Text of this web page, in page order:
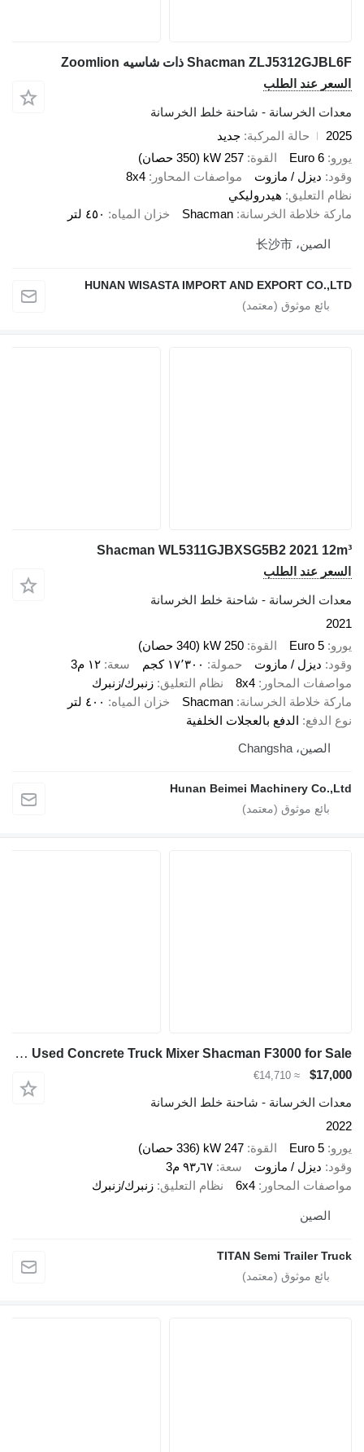
Shacman ZLJ5312GJBL6F ذات شاسيه Zoomlion
السعر عند الطلب
معدات الخرسانة - شاحنة خلط الخرسانة
2025
حالة المركبة جديد
يورو Euro 6 القوة 257 kW (350 حصان)
وقود ديزل / مازوت مواصفات المحاور
8x4
نظام التعليق هيدروليكي
ماركة خلاطة الخرسانة Shacman خزان المياه ٤٥٠ لتر
الصين، 长沙市
HUNAN WISASTA IMPORT AND EXPORT CO.,LTD
Shacman WL5311GJBXSG5B2 2021 12m³
السعر عند الطلب
معدات الخرسانة - شاحنة خلط الخرسانة
2021
يورو Euro 5 القوة 250 kW (340 حصان)
وقود ديزل / مازوت حمولة ١٧٬٣٠٠ كجم سعة ١٢ م3
مواصفات المحاور
8x4 نظام التعليق زنبرك/زنبرك
ماركة خلاطة الخرسانة Shacman خزان المياه
٤٠٠ لتر
نوع الدفع الدفع بالعجلات الخلفية
الصين، Changsha
Hunan Beimei Machinery Co.,Ltd
Shacman 6x4 Used Concrete Truck Mixer Shacman F3000 for Sale
$17,000
≈ €14,710
معدات الخرسانة - شاحنة خلط الخرسانة
2022
يورو Euro 5 القوة 247 kW (336 حصان)
وقود ديزل / مازوت سعة ٩٣٫٦٧ م3
مواصفات المحاور
6x4 نظام التعليق زنبرك/زنبرك
الصين
TITAN Semi Trailer Truck